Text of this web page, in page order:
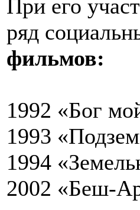
При его
ряд
фильмов:
1992 «Бог
1993
1994
2002 «Беш-